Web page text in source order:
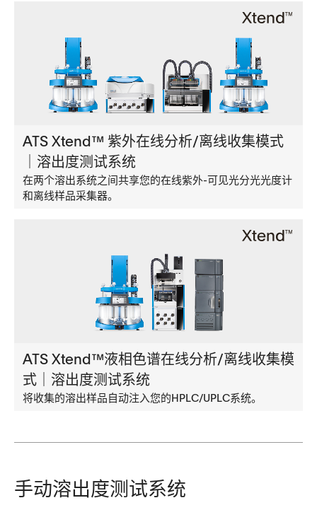
ATS Xtend™ 紫外在线分析/离线收集模式
｜溶出度测试系统
在两个溶出系统之间共享您的在线紫外-可见光分光光度计
和离线样品采集器。
ATS Xtend™液相色谱在线分析/离线收集模
式｜溶出度测试系统
将收集的溶出样品自动注入您的HPLC/UPLC系统。
手动溶出度测试系统